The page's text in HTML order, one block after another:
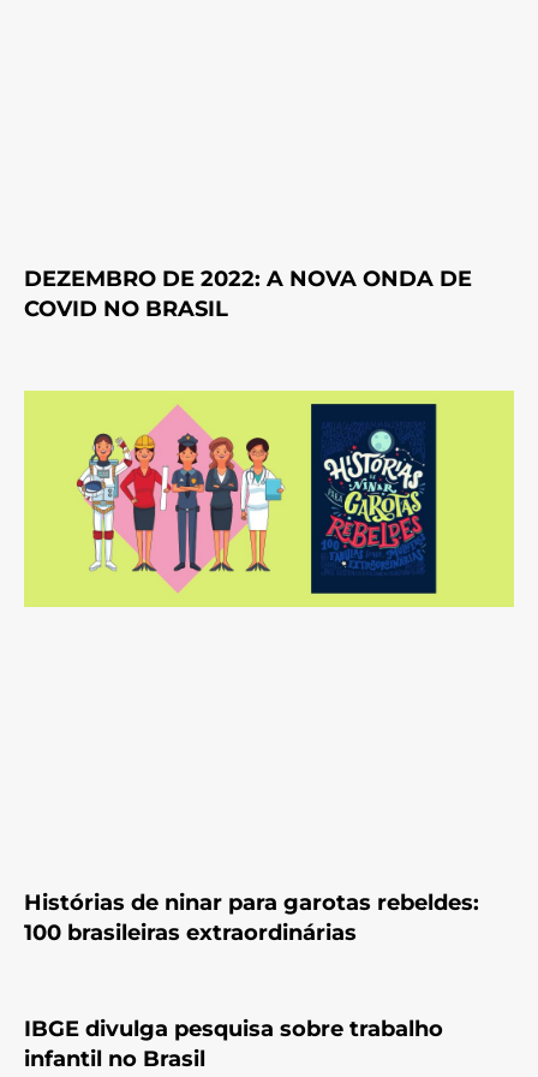
DEZEMBRO DE 2022: A NOVA ONDA DE
COVID NO BRASIL
Histórias de ninar para garotas rebeldes:
100 brasileiras extraordinárias
IBGE divulga pesquisa sobre trabalho
infantil no Brasil